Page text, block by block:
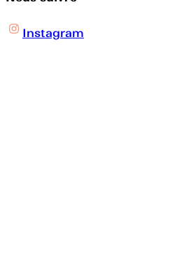
Instagram